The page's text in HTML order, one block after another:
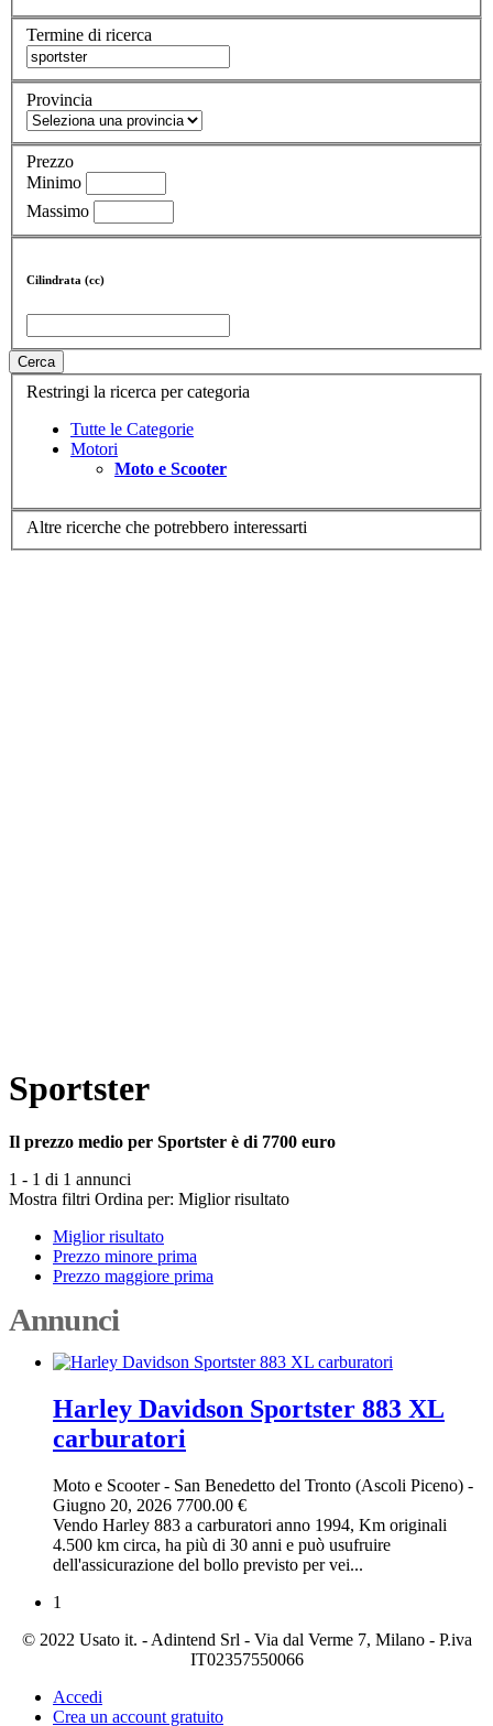
Termine di ricerca
Provincia
Prezzo
Minimo
Massimo
Cilindrata (cc)
Cerca
Restringi la ricerca per categoria
Tutte le Categorie
Motori
Moto e Scooter
Altre ricerche che potrebbero interessarti
Sportster
Il prezzo medio per Sportster è di 7700 euro
1 - 1 di 1 annunci
Mostra filtri Ordina per: Miglior risultato
Miglior risultato
Prezzo minore prima
Prezzo maggiore prima
Annunci
Harley Davidson Sportster 883 XL
carburatori
Moto e Scooter- San Benedetto del Tronto (Ascoli Piceno) -
Giugno 20, 2026 7700.00 €
Vendo Harley 883 a carburatori anno 1994, Km originali
4.500 km circa, ha più di 30 anni e può usufruire
dell'assicurazione del bollo previsto per vei...
1
© 2022 Usato it. - Adintend Srl - Via dal Verme 7, Milano - P.iva
IT02357550066
Accedi
Crea un account gratuito